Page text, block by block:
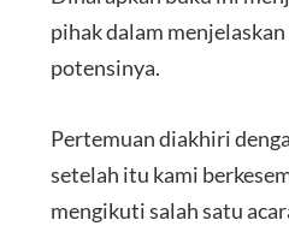
pihak dalam
potensinya.
Pertemuan diakhiri
setelah itu kami
mengikuti salah satu